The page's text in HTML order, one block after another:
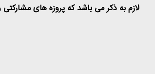
لازم به ذکر می باشد که پروزه های